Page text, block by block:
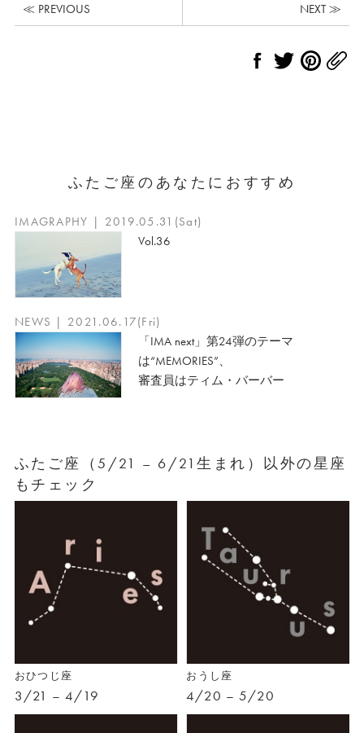
≪ PREVIOUS NEXT ≫
ふたご座のあなたにおすすめ
IMAGRAPHY | 2019.05.31(Sat)
Vol.36
NEWS | 2021.06.17(Fri)
「IMA next」第24弾のテーマ
は“MEMORIES”、
審査員はティム・バーバー
ふたご座（5/21 – 6/21生まれ）以外の星座
もチェック
おひつじ座
3/21 – 4/19
おうし座
4/20 – 5/20